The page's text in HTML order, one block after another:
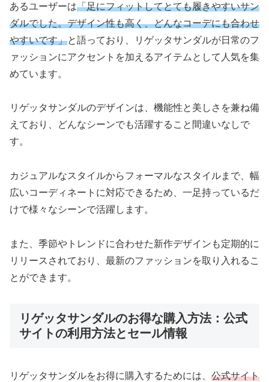
あるユーザーは「足にフィットしてとても履きやすいサン
ダルでした。デザイン性も高く、どんなコーデにも合わせ
やすいです」と語っており、リゲッタサンダルが日常のフ
ァッションにアクセントを加えるアイテムとして人気を集
めています。
リゲッタサンダルのデザインは、機能性と美しさを兼ね備
えており、どんなシーンでも活躍すること間違いなしで
す。
カジュアルなスタイルからフォーマルなスタイルまで、幅
広いコーディネートに対応できるため、一足持っているだ
けで様々なシーンで活躍します。
また、季節やトレンドに合わせた新作デザインも定期的に
リリースされており、最新のファッションを取り入れるこ
とができます。
リゲッタサンダルのお得な購入方法：公式
サイトの利用方法とセール情報
リゲッタサンダルをお得に購入するためには、 公式サイト